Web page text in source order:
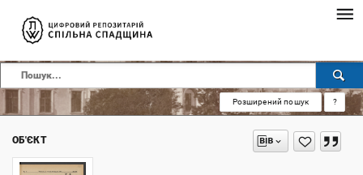
Розширений пошук ?
ОБ'ЄКТ